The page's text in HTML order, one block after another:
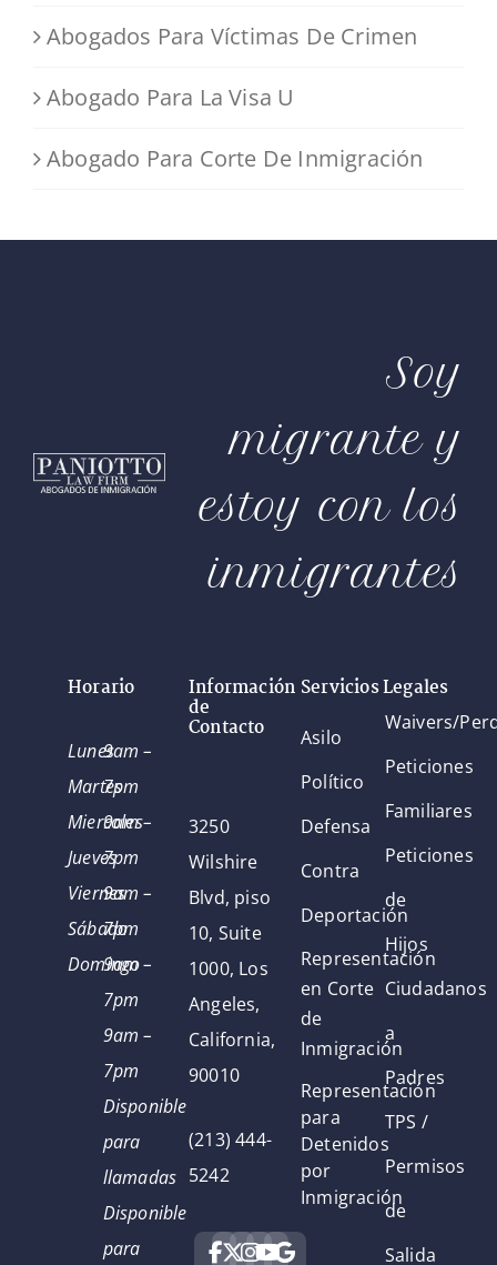
Abogados Para Víctimas De Crimen
Abogado Para La Visa U
Abogado Para Corte De Inmigración
Soy
migrante y
estoy con los
inmigrantes
Horario
Lunes
Martes
Miercoles
Jueves
Viernes
Sábado
Domingo
9am –
7pm
9am –
7pm
9am –
7pm
9am –
7pm
9am –
7pm
Disponible
para
llamadas
Disponible
para
Información
de
Contacto
3250
Wilshire
Blvd, piso
10, Suite
1000, Los
Angeles,
California,
90010
(213) 444-
5242
Servicios Legales
Asilo
Político
Defensa
Contra
Deportación
Representación
en Corte
de
Inmigración
Representación
para
Detenidos
por
Inmigración
Waivers/
Peticiones
Familiares
Peticiones
de
Hijos
Ciudadanos
a
Padres
TPS /
Permisos
de
Salida